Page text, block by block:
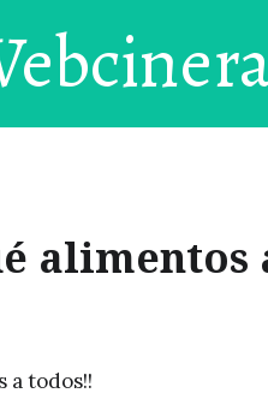
a todos!!